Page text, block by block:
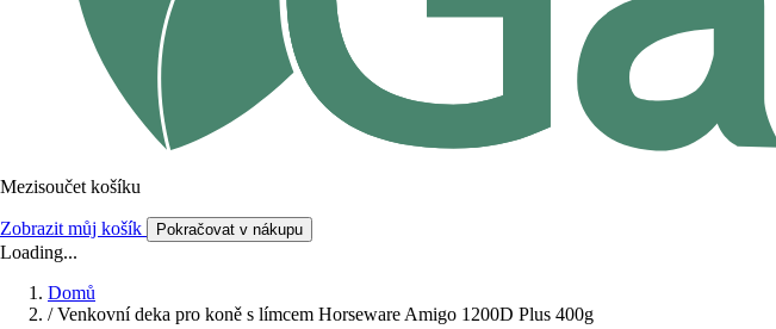
Mezisoučet košíku
Zobrazit můj košík Pokračovat v nákupu
Loading...
Domů
/ Venkovní deka pro koně s límcem Horseware Amigo 1200D Plus 400g